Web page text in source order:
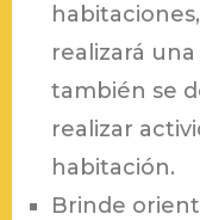
realizará
también se
realizar
habitación.
Brinde